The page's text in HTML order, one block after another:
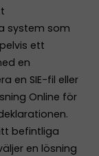
system som
ett
en
en SIE-fil eller
Online för
befintliga
en lösning